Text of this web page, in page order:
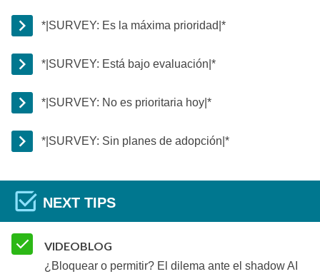
*|SURVEY: Es la máxima prioridad|*
*|SURVEY: Está bajo evaluación|*
*|SURVEY: No es prioritaria hoy|*
*|SURVEY: Sin planes de adopción|*
NEXT TIPS
VIDEOBLOG
¿Bloquear o permitir? El dilema ante el shadow AI